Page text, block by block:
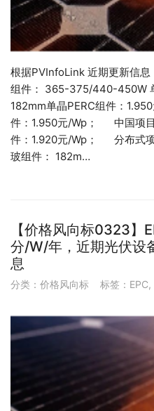
根据PVInfoLink 近期更新信
组件： 365-375/440-450W
182mm单晶PERC组件：
件：1.950元/Wp； 中国项
件：1.920元/Wp； 分布式项
玻组件： 182m…
【价格风向标0323
分/W/年，近期光伏设
息
分类： 价格风向标 标签： EPC,